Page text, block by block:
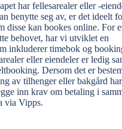
har fellesarealer eller -
benytte seg av, er det ideelt
disse kan bookes online. For
behovet, har vi utviklet en
inkluderer timebok og
eller eiendeler er ledig
Dersom det er
av tilhenger eller bakgård
inn krav om betaling i
via Vipps.